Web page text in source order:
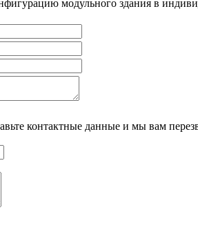
модульного здания в
контактные данные и мы вам